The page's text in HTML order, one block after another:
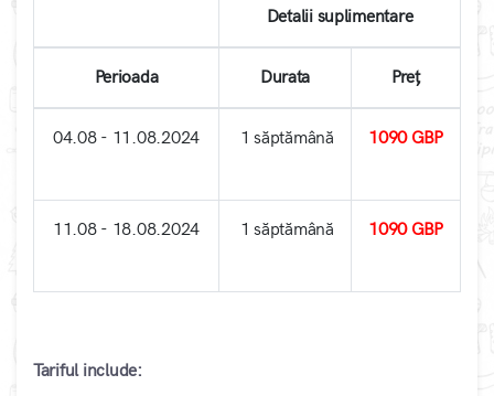
Detalii suplimentare
Perioada Durata Preț
04.08 - 11.08.2024 1 săptămână 1090 GBP
11.08 - 18.08.2024 1 săptămână 1090 GBP
Tariful include: